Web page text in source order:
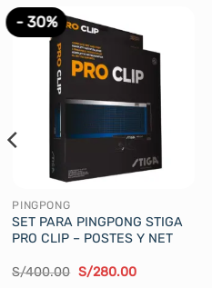
- 30%
PINGPONG
SET PARA PINGPONG STIGA
PRO CLIP – POSTES Y NET
S/400.00 El
S/280.00El